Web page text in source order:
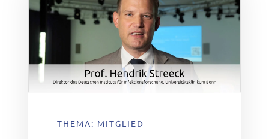
THEMA: MITGLIED